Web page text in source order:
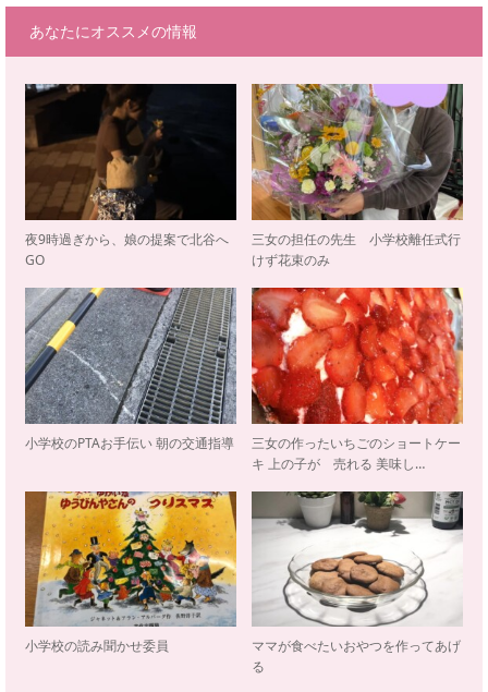
あなたにオススメの情報
夜9時過ぎから、娘の提案で北谷へ
GO
三女の担任の先生 小学校離任式行
けず花束のみ
小学校のPTAお手伝い 朝の交通指導
三女の作ったいちごのショートケー
キ 上の子が 売れる 美味し…
小学校の読み聞かせ委員
ママが食べたいおやつを作ってあげ
る